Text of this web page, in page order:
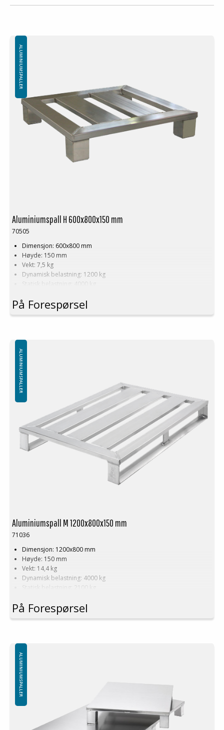
Aluminiumspall H 600x800x150 mm
70505
Dimensjon: 600x800 mm
Høyde: 150 mm
Vekt: 7,5 kg
Dynamisk belastning: 1200 kg
Statisk belastning: 4000 kg
Produseres også i dimensjoner og konstruksjon etter kundens
ALUMINIUMSPALLER
På Forespørsel
Aluminiumspall M 1200x800x150 mm
71036
Dimensjon: 1200x800 mm
Høyde: 150 mm
Vekt: 14,4 kg
Dynamisk belastning: 4000 kg
Statisk belastning: 2100 kg
Logistikk: 16 stk/pallplasser (120x80x240)
Produseres også i dimensjoner og konstruksjon etter kundens
ALUMINIUMSPALLER
På Forespørsel
ALUMINIUMSPALLER